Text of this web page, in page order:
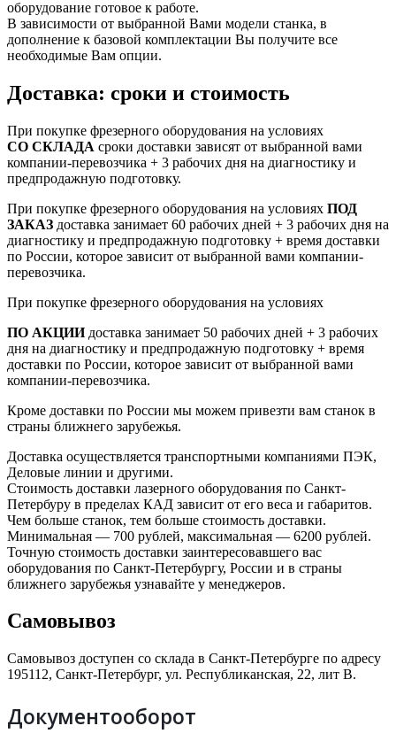
оборудование готовое к работе.
В зависимости от выбранной Вами модели станка, в
дополнение к базовой комплектации Вы получите все
необходимые Вам опции.
Доставка: сроки и стоимость
При покупке фрезерного оборудования на условиях
СО СКЛАДА сроки доставки зависят от выбранной вами
компании-перевозчика + 3 рабочих дня на диагностику и
предпродажную подготовку.
При покупке фрезерного оборудования на условиях ПОД
ЗАКАЗ доставка занимает 60 рабочих дней + 3 рабочих дня на
диагностику и предпродажную подготовку + время доставки
по России, которое зависит от выбранной вами компании-
перевозчика.
При покупке фрезерного оборудования на условиях
ПО АКЦИИдоставка занимает 50 рабочих дней + 3 рабочих
дня на диагностику и предпродажную подготовку + время
доставки по России, которое зависит от выбранной вами
компании-перевозчика.
Кроме доставки по России мы можем привезти вам станок в
страны ближнего зарубежья.
Доставка осуществляется транспортными компаниями ПЭК,
Деловые линии и другими.
Стоимость доставки лазерного оборудования по Санкт-
Петербуру в пределах КАД зависит от его веса и габаритов.
Чем больше станок, тем больше стоимость доставки.
Минимальная — 700 рублей, максимальная — 6200 рублей.
Точную стоимость доставки заинтересовавшего вас
оборудования по Санкт-Петербургу, России и в страны
ближнего зарубежья узнавайте у менеджеров.
Самовывоз
Самовывоз доступен со склада в Санкт-Петербурге по адресу
195112, Санкт-Петербург, ул. Республиканская, 22, лит В.
Документооборот